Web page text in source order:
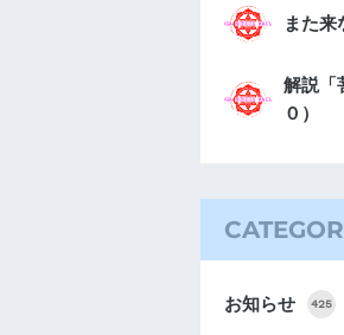
また来
解説「
０）
お知らせ 425